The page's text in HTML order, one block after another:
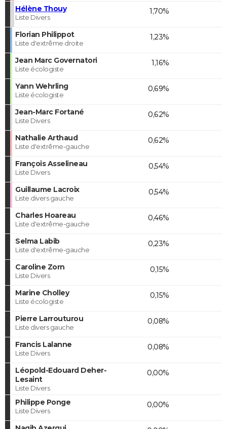
Hélène Thouy
Liste Divers
1,70%
Florian Philippot
Liste d'extrême droite
1,23%
Jean Marc Governatori
Liste écologiste
1,16%
Yann Wehrling
Liste écologiste
0,69%
Jean-Marc Fortané
Liste Divers
0,62%
Nathalie Arthaud
Liste d'extrême-gauche
0,62%
François Asselineau
Liste Divers
0,54%
Guillaume Lacroix
Liste divers gauche
0,54%
Charles Hoareau
Liste d'extrême-gauche
0,46%
Selma Labib
Liste d'extrême-gauche
0,23%
Caroline Zorn
Liste Divers
0,15%
Marine Cholley
Liste écologiste
0,15%
Pierre Larrouturou
Liste divers gauche
0,08%
Francis Lalanne
Liste Divers
0,08%
Léopold-Edouard Deher-
Lesaint
Liste Divers
0,00%
Philippe Ponge
Liste Divers
0,00%